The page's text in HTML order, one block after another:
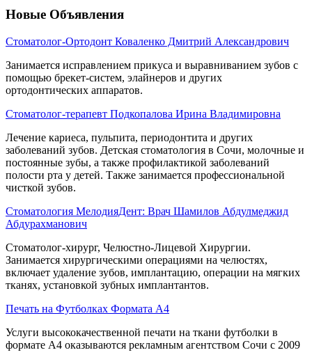
Новые Объявления
Стоматолог-Ортодонт Коваленко Дмитрий Александрович
Занимается исправлением прикуса и выравниванием зубов с
помощью брекет-систем, элайнеров и других
ортодонтических аппаратов.
Стоматолог-терапевт Подкопалова Ирина Владимировна
Лечение кариеса, пульпита, периодонтита и других
заболеваний зубов. Детская стоматология в Сочи, молочные и
постоянные зубы, а также профилактикой заболеваний
полости рта у детей. Также занимается профессиональной
чисткой зубов.
Стоматология МелодияДент: Врач Шамилов Абдулмеджид
Абдурахманович
Стоматолог-хирург, Челюстно-Лицевой Хирургии.
Занимается хирургическими операциями на челюстях,
включает удаление зубов, имплантацию, операции на мягких
тканях, установкой зубных имплантантов.
Печать на Футболках Формата А4
Услуги высококачественной печати на ткани футболки в
формате А4 оказываются рекламным агентством Сочи с 2009